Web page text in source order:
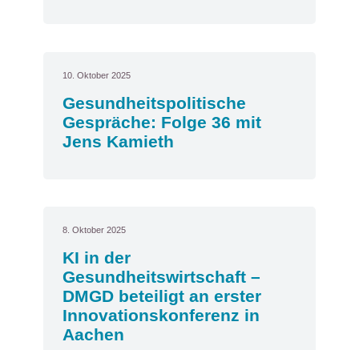
10. Oktober 2025
Gesundheitspolitische
Gespräche: Folge 36 mit
Jens Kamieth
8. Oktober 2025
KI in der
Gesundheitswirtschaft –
DMGD beteiligt an erster
Innovationskonferenz in
Aachen